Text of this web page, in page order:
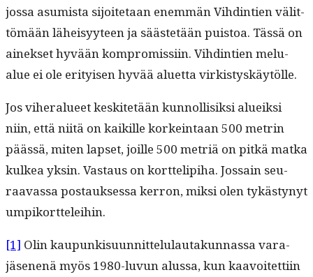
jos­sa asum­ista sijoite­taan enem­män Vihd­in­tien välit­
tömään läheisyy­teen ja säästetään puis­toa. Tässä on
ainek­set hyvään kom­pro­mis­si­in. Vihd­in­tien melu­
alue ei ole eri­tyisen hyvää aluet­ta virkistyskäytölle.
Jos viher­alueet keskitetään kun­nol­lisik­si alueik­si
niin, että niitä on kaikille korkein­taan 500 metrin
päässä, miten lapset, joille 500 metriä on pitkä mat­ka
kulkea yksin. Vas­taus on kort­telip­i­ha. Jos­sain seu­
raavas­sa postauk­ses­sa ker­ron, mik­si olen tykästynyt
umpikortteleihin.
[1] Olin kaupunkisu­un­nit­telu­lau­takun­nas­sa vara­
jäse­nenä myös 1980-luvun alus­sa, kun kaavoitet­ti­in